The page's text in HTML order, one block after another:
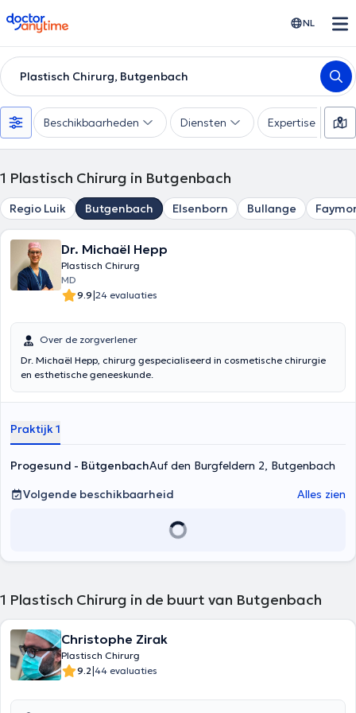
doctoranytime NL
Plastisch Chirurg, Butgenbach
Beschikbaarheden Diensten Expertise
1 Plastisch Chirurg in Butgenbach
Regio Luik Butgenbach Elsenborn Bullange
Dr. Michaël Hepp
Plastisch Chirurg
MD
9.9|24 evaluaties
Over de zorgverlener
Dr. Michaël Hepp, chirurg gespecialiseerd in cosmetische chirurgie
en esthetische geneeskunde.
Praktijk 1
Progesund - BütgenbachAuf den Burgfeldern 2, Butgenbach
Volgende beschikbaarheid
Alles zien
1 Plastisch Chirurg in de buurt van Butgenbach
Christophe Zirak
Plastisch Chirurg
9.2|44 evaluaties